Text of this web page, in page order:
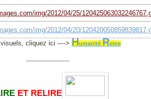
cliquez ici ----> Humanité Reine
----------------------------
ET RELIRE